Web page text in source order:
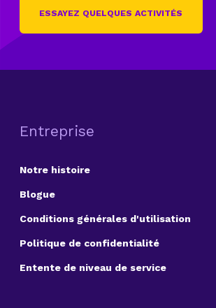
ESSAYEZ QUELQUES ACTIVITÉS
Entreprise
Notre histoire
Blogue
Conditions générales d'utilisation
Politique de confidentialité
Entente de niveau de service